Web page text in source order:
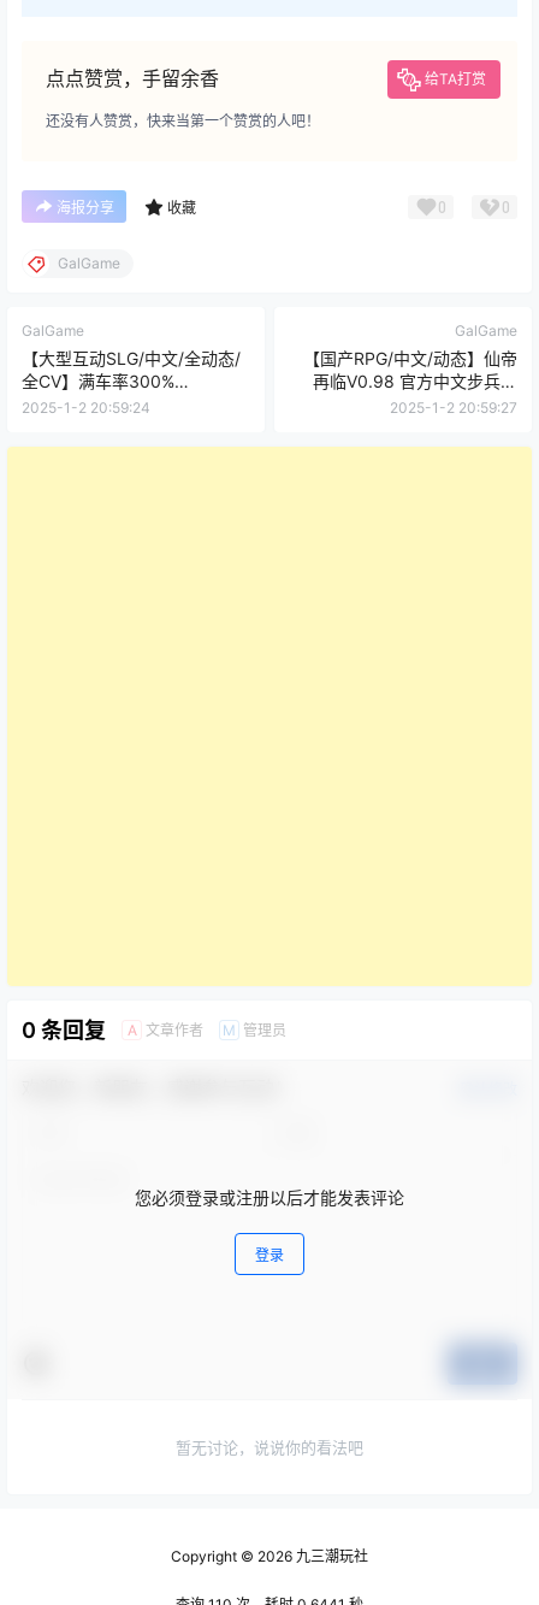
点点赞赏，手留余香 给TA打赏
还没有人赞赏，快来当第一个赞赏的人吧！
海报分享 收藏 0 0
GalGame
GalGame
【大型互动SLG/中文/全动态/
全CV】满车率300%
V2.24.3.4 官方中文版+全
2025-1-2 20:59:24
GalGame
【国产RPG/中文/动态】仙帝
再临V0.98 官方中文步兵版
+礼包码【更新/3.8G】
2025-1-2 20:59:27
0 条回复 A 文章作者 M 管理员
您必须登录或注册以后才能发表评论
登录
暂无讨论，说说你的看法吧
Copyright © 2026 九三潮玩社